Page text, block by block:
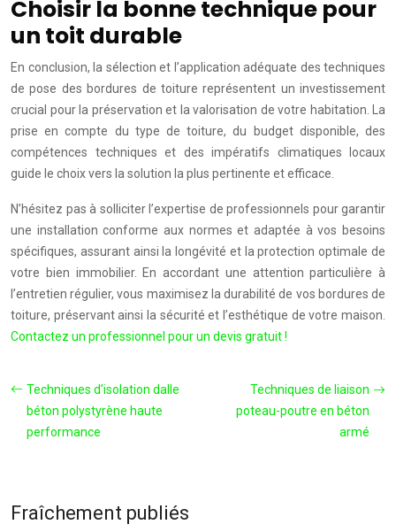
Choisir la bonne technique pour
un toit durable
En conclusion, la sélection et l’application adéquate des techniques
de pose des bordures de toiture représentent un investissement
crucial pour la préservation et la valorisation de votre habitation. La
prise en compte du type de toiture, du budget disponible, des
compétences techniques et des impératifs climatiques locaux
guide le choix vers la solution la plus pertinente et efficace.
N’hésitez pas à solliciter l’expertise de professionnels pour garantir
une installation conforme aux normes et adaptée à vos besoins
spécifiques, assurant ainsi la longévité et la protection optimale de
votre bien immobilier. En accordant une attention particulière à
l’entretien régulier, vous maximisez la durabilité de vos bordures de
toiture, préservant ainsi la sécurité et l’esthétique de votre maison.
Contactez un professionnel pour un devis gratuit !
Techniques d’isolation dalle
béton polystyrène haute
performance
Techniques de liaison
poteau-poutre en béton
armé
Fraîchement publiés